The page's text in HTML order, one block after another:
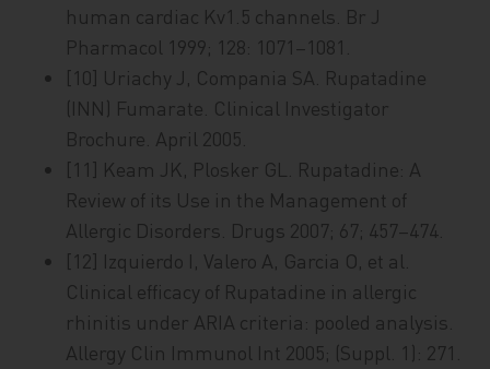
human cardiac Kv1.5 channels. Br J
Pharmacol 1999; 128: 1071–1081.
[10] Uriachy J, Compania SA. Rupatadine
(INN) Fumarate. Clinical Investigator
Brochure. April 2005.
[11] Keam JK, Plosker GL. Rupatadine: A
Review of its Use in the Management of
Allergic Disorders. Drugs 2007; 67; 457–474.
[12] Izquierdo I, Valero A, Garcia O, et al.
Clinical efficacy of Rupatadine in allergic
rhinitis under ARIA criteria: pooled analysis.
Allergy Clin Immunol Int 2005; (Suppl. 1): 271.